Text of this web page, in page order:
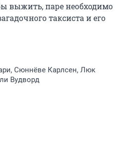
выжить, паре необходимо
таксиста и его
Сюннёве Карлсен, Люк
Вудворд